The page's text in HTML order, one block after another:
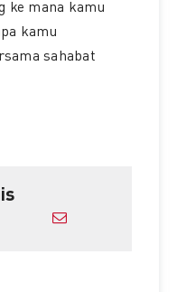
ke mana kamu
kamu
sahabat